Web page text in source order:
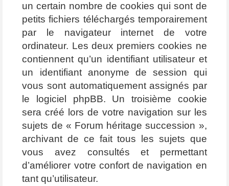
un certain nombre de cookies qui sont de
petits fichiers téléchargés temporairement
par le navigateur internet de votre
ordinateur. Les deux premiers cookies ne
contiennent qu’un identifiant utilisateur et
un identifiant anonyme de session qui
vous sont automatiquement assignés par
le logiciel phpBB. Un troisième cookie
sera créé lors de votre navigation sur les
sujets de « Forum héritage succession »,
archivant de ce fait tous les sujets que
vous avez consultés et permettant
d’améliorer votre confort de navigation en
tant qu’utilisateur.